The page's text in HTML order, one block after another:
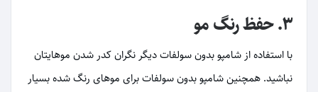
۳. حفظ رنگ مو
با استفاده از شامپو بدون سولفات دیگر نگران کدر شدن موهایتان
نباشید. همچنین شامپو بدون سولفات برای موهای رنگ شده بسیار